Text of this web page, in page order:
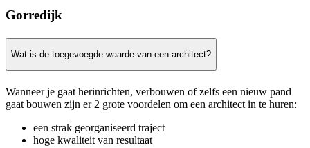
Gorredijk
Wat is de toegevoegde waarde van een architect?
Wanneer je gaat herinrichten, verbouwen of zelfs een nieuw pand
gaat bouwen zijn er 2 grote voordelen om een architect in te huren:
een strak georganiseerd traject
hoge kwaliteit van resultaat